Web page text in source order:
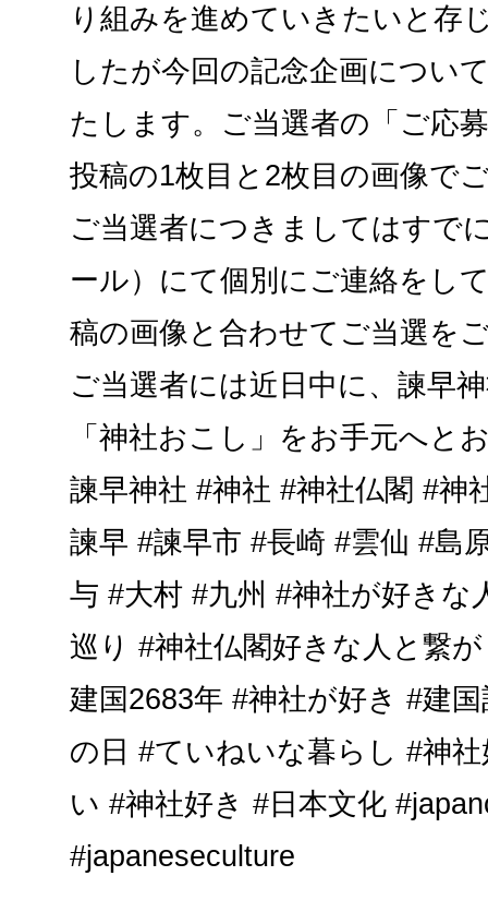
り組みを進めていきたいと存
したが今回の記念企画につい
たします。ご当選者の「ご応
投稿の1枚目と2枚目の画像で
ご当選者につきましてはすで
ール）にて個別にご連絡をし
稿の画像と合わせてご当選を
ご当選者には近日中に、諫早
「神社おこし」をお手元へと
諫早神社 #神社 #神社仏閣 #神
諫早 #諫早市 #長崎 #雲仙 #島
与 #大村 #九州 #神社が好きな
巡り #神社仏閣好きな人と繋
建国2683年 #神社が好き #建
の日 #ていねいな暮らし #神
い #神社好き #日本文化
#japaneseculture